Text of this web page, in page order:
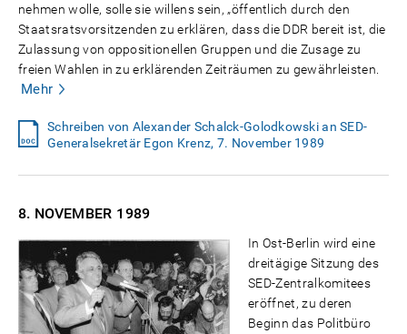
nehmen wolle, solle sie willens sein, „öffentlich durch den
Staatsratsvorsitzenden zu erklären, dass die DDR bereit ist, die
Zulassung von oppositionellen Gruppen und die Zusage zu
freien Wahlen in zu erklärenden Zeiträumen zu gewährleisten.
Mehr
Schreiben von Alexander Schalck-Golodkowski an SED-
Generalsekretär Egon Krenz, 7. November 1989
8. NOVEMBER 1989
In Ost-Berlin wird eine
dreitägige Sitzung des
SED-Zentralkomitees
eröffnet, zu deren
Beginn das Politbüro